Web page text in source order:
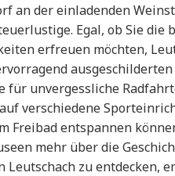
an der einladenden
Egal, ob Sie
erfreuen möchten,
unvergessliche
verschiedene
Freibad entspannen
mehr über die
zu entdecken,